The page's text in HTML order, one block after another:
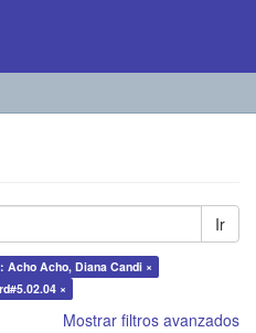
Ir
Acho Acho, Diana Candi ×
×
Mostrar filtros avanzados